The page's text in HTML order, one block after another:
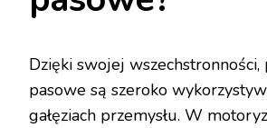
Dzięki swojej wszechstronności,
pasowe są szeroko
gałęziach przemysłu. W